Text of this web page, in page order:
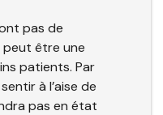
pas de
être une
patients. Par
à l’aise de
pas en état